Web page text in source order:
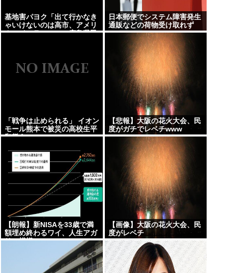
基地害パヨク「出て行かなき
ゃいけないのは高市、アメリ
カ、イスラエル」→広島県民
日本郵便でシステム障害発生
通販などの荷物受け取れず
「戦争は止められる」 イオン
モール熊本で被災の高校生平
和誓う
【悲報】大阪の花火大会、民
度がガチでレベチwww
【朗報】新NISAを33歳で満
額埋め終わるワイ、人生アガ
リの模様www
【画像】大阪の花火大会、民
度がレベチ